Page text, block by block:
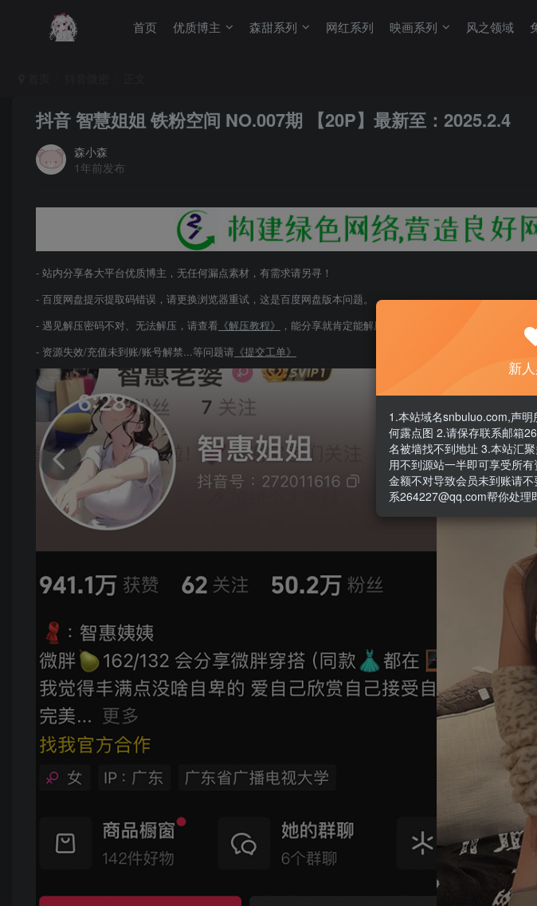
首页 优质博主 森甜系列 网红系列 映画系列 风之领域
抖音 智慧姐姐 铁粉空间 NO.007期 【20P】最新至：2025.2.4
森小森
1年前发布
- 站内分享各大平台优质博主，无任何漏点素材，有需求请另寻！
- 百度网盘提示提取码错误，请更换浏览器重试，这是百度网盘版本问题。
- 遇见解压密码不对、无法解压，请查看 《解压教程》
，能分享就肯定能解压！
- 资源失效/充值未到账/账号解禁...等问题请 《提交工单》
新
1.本站域名snbuluo.com,声
何露点图 2.请保存联系邮箱
名被墙找不到地址 3.本站汇
用不到源站一半即可享受所
金额不对导致会员未到账请
系264227@qq.com帮你处理